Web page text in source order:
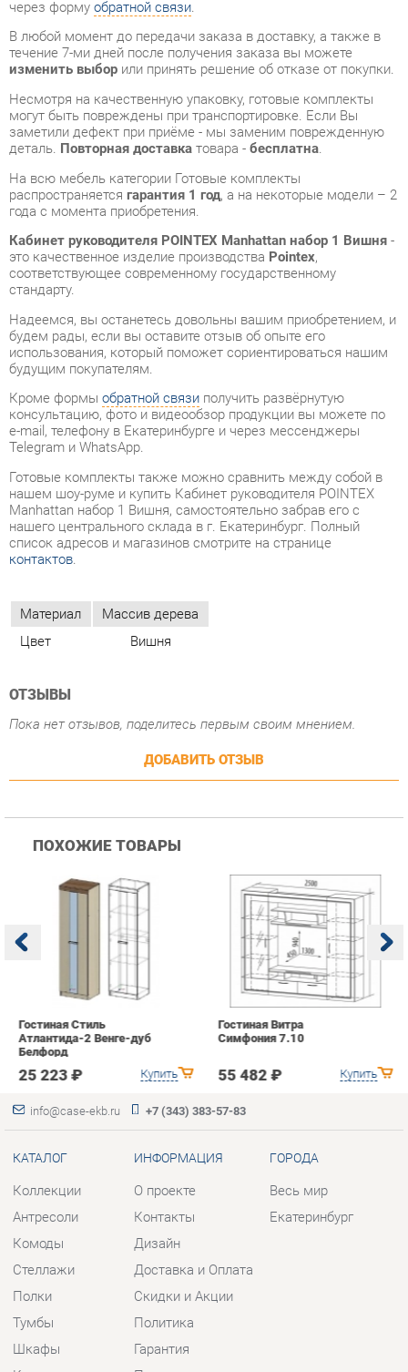
Несмотря на качественную упаковку, готовые комплекты
могут быть повреждены при транспортировке. Если Вы
заметили дефект при приёме - мы заменим поврежденную
деталь.Повторная доставкатовара -бесплатна.
На всю мебель категории Готовые комплекты
распространяетсягарантия 1 год, а на некоторые модели – 2
года с момента приобретения.
Кабинет руководителя POINTEX Manhattan набор 1 Вишня
это качественное изделие производства
соответствующее современному государственному
стандарту.
Надеемся, вы останетесь довольны вашим приобретением, и
будем рады, если вы оставите отзыв об опыте его
использования, который поможет сориентироваться нашим
будущим покупателям.
консультацию, фото и видеообзор продукции вы можете по
e-mail, телефону в Екатеринбурге и через мессенджеры
Telegram и WhatsApp.
нашем шоу-руме и купить Кабинет руководителя POINTEX
Manhattan набор 1 Вишня, самостоятельно забрав его с
нашего центрального склада в г. Екатеринбург. Полный
список адресов и магазинов смотрите на странице
Материал
Массив дерева
Цвет
Вишня
Пока нет отзывов, поделитесь первым своим мнением.
ПОХОЖИЕ ТОВАРЫ
Атлантида-2 Венге-дуб
Белфорд
25 223 ₽ Купить
Гостиная Витра
Симфония 7.10
55 482 ₽
info@case-ekb.ru +7 (343) 383-57-83
КАТАЛОГ
Коллекции
Комоды
Тумбы
Шкафы
Комплектующие
ИНФОРМАЦИЯ
О проекте
Дизайн
Скидки и Акции
Политика
Гарантия
Помощь
ГОРОДА
Весь мир
КОНТАКТЫ
Шоурум и склад самовывоза
Адрес: г. Березовский, ул.